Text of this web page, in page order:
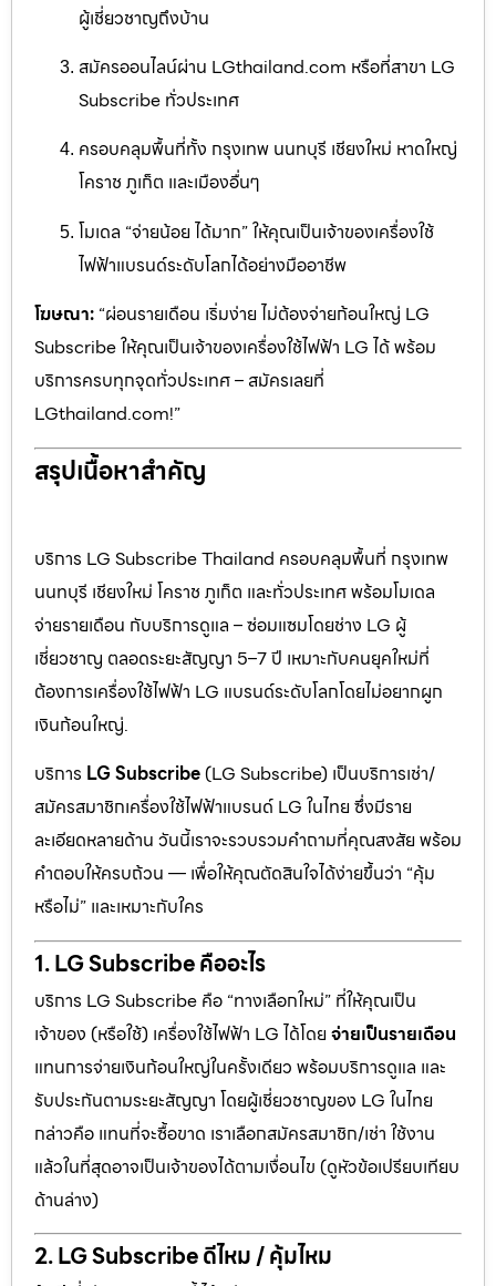
ผู้เชี่ยวชาญถึงบ้าน
สมัครออนไลน์ผ่าน LGthailand.com หรือที่สาขา LG
Subscribe ทั่วประเทศ
ครอบคลุมพื้นที่ทั้ง กรุงเทพ นนทบุรี เชียงใหม่ หาดใหญ่
โคราช ภูเก็ต และเมืองอื่นๆ
โมเดล “จ่ายน้อย ได้มาก” ให้คุณเป็นเจ้าของเครื่องใช้
ไฟฟ้าแบรนด์ระดับโลกได้อย่างมืออาชีพ
โฆษณา: “ผ่อนรายเดือน เริ่มง่าย ไม่ต้องจ่ายก้อนใหญ่ LG
Subscribe ให้คุณเป็นเจ้าของเครื่องใช้ไฟฟ้า LG ได้ พร้อม
บริการครบทุกจุดทั่วประเทศ – สมัครเลยที่
LGthailand.com!”
สรุปเนื้อหาสำคัญ
บริการ LG Subscribe Thailand ครอบคลุมพื้นที่ กรุงเทพ
นนทบุรี เชียงใหม่ โคราช ภูเก็ต และทั่วประเทศ พร้อมโมเดล
จ่ายรายเดือน กับบริการดูแล – ซ่อมแซมโดยช่าง LG ผู้
เชี่ยวชาญ ตลอดระยะสัญญา 5–7 ปี เหมาะกับคนยุคใหม่ที่
ต้องการเครื่องใช้ไฟฟ้า LG แบรนด์ระดับโลกโดยไม่อยากผูก
เงินก้อนใหญ่.
บริการ LG Subscribe(LG Subscribe) เป็นบริการเช่า/
สมัครสมาชิกเครื่องใช้ไฟฟ้าแบรนด์ LG ในไทย ซึ่งมีราย
ละเอียดหลายด้าน วันนี้เราจะรวบรวมคำถามที่คุณสงสัย พร้อม
คำตอบให้ครบถ้วน — เพื่อให้คุณตัดสินใจได้ง่ายขึ้นว่า “คุ้ม
หรือไม่” และเหมาะกับใคร
1. LG Subscribe คืออะไร
บริการ LG Subscribe คือ “ทางเลือกใหม่” ที่ให้คุณเป็น
เจ้าของ (หรือใช้) เครื่องใช้ไฟฟ้า LG ได้โดย จ่ายเป็นรายเดือน
แทนการจ่ายเงินก้อนใหญ่ในครั้งเดียว พร้อมบริการดูแล และ
รับประกันตามระยะสัญญา โดยผู้เชี่ยวชาญของ LG ในไทย
กล่าวคือ แทนที่จะซื้อขาด เราเลือกสมัครสมาชิก/เช่า ใช้งาน
แล้วในที่สุดอาจเป็นเจ้าของได้ตามเงื่อนไข (ดูหัวข้อเปรียบเทียบ
ด้านล่าง)
2. LG Subscribe ดีไหม / คุ้มไหม